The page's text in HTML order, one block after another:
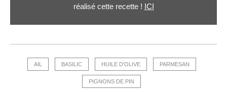
réalisé cette recette ! ICI
AIL BASILIC HUILE D’OLIVE PARMESAN
PIGNONS DE PIN